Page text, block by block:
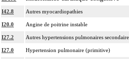
I42.8 Autres myocardiopathies
I20.0 Angine de poitrine instable
I27.2 Autres hypertensions pulmonaires
I27.0 Hypertension pulmonaire (primitive)